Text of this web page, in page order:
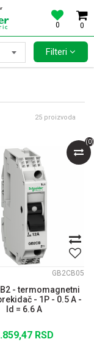
0
0
ELECTRIC
(0)
Filteri
25 proizvoda
GB2CB05
- termomagnetni
- 1P - 0.5 A -
Id = 6.6 A
RSD